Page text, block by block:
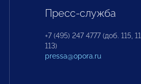
Пресс-служба
+7 (495) 247 4777 (доб. 115,
113)
pressa@opora.ru